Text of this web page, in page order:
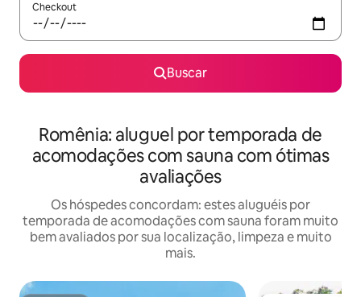
Checkout
Buscar
Romênia: aluguel por temporada de
acomodações com sauna com ótimas
avaliações
Os hóspedes concordam: estes aluguéis por
temporada de acomodações com sauna foram muito
bem avaliados por sua localização, limpeza e muito
mais.